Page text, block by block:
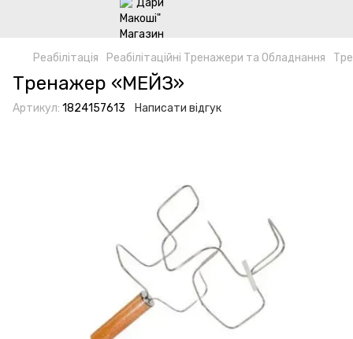
Реабілітація Реабілітаційні Тренажери та Обладнання
Тренажер «МЕЙЗ»
Артикул: 1824157613 Написати відгук